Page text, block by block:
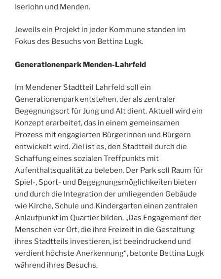
Iserlohn und Menden.
Jeweils ein Projekt in jeder Kommune standen im
Fokus des Besuchs von Bettina Lugk.
Generationenpark Menden-Lahrfeld
Im Mendener Stadtteil Lahrfeld soll ein
Generationenpark entstehen, der als zentraler
Begegnungsort für Jung und Alt dient. Aktuell wird ein
Konzept erarbeitet, das in einem gemeinsamen
Prozess mit engagierten Bürgerinnen und Bürgern
entwickelt wird. Ziel ist es, den Stadtteil durch die
Schaffung eines sozialen Treffpunkts mit
Aufenthaltsqualität zu beleben. Der Park soll Raum für
Spiel-, Sport- und Begegnungsmöglichkeiten bieten
und durch die Integration der umliegenden Gebäude
wie Kirche, Schule und Kindergarten einen zentralen
Anlaufpunkt im Quartier bilden. „Das Engagement der
Menschen vor Ort, die ihre Freizeit in die Gestaltung
ihres Stadtteils investieren, ist beeindruckend und
verdient höchste Anerkennung“, betonte Bettina Lugk
während ihres Besuchs.